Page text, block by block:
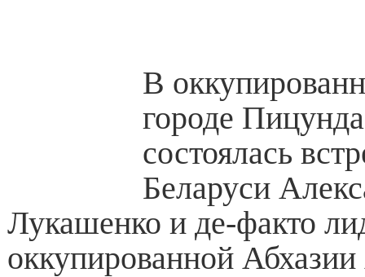
В
городе
состоялась
Беларуси
Лукашенко и де-факто
оккупированной